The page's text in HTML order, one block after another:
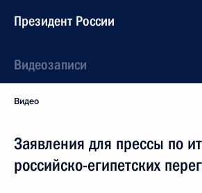
Президент России
Видеозаписи
Видео
Заявления для прессы по
российско-египетских